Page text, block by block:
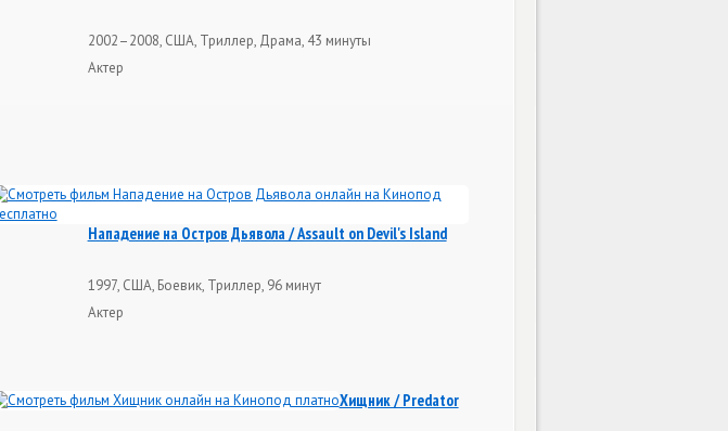
2002–2008, США, Триллер, Драма, 43 минуты
Актер
Нападение на Остров Дьявола / Assault on Devil's Island
1997, США, Боевик, Триллер, 96 минут
Актер
Хищник / Predator